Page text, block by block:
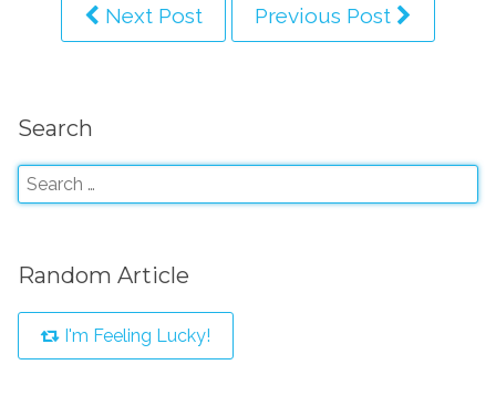
Next Post Previous Post
Search
Random Article
I'm Feeling Lucky!